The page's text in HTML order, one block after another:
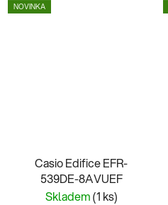
NOVINKA
Casio Edifice EFR-
539DE-8AVUEF
Skladem(1 ks)